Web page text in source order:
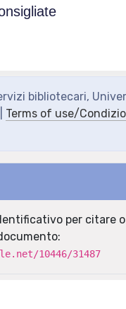
bibliotecari,
Terms of use/
per citare
10446/31487